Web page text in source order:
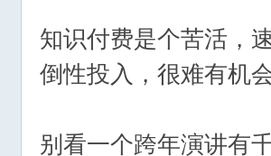
知识付费是个苦活，
倒性投入，很难有机
别看一个跨年演讲有